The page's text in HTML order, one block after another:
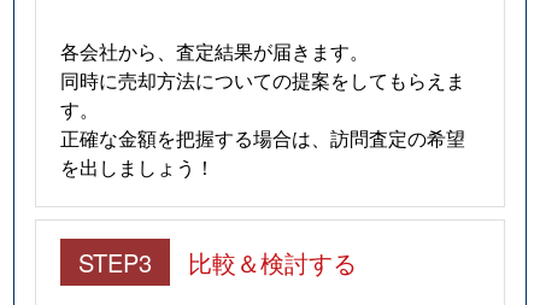
各会社から、査定結果が届きます。
同時に売却方法についての提案をしてもらえま
す。
正確な金額を把握する場合は、訪問査定の希望
を出しましょう！
STEP3 比較＆検討する